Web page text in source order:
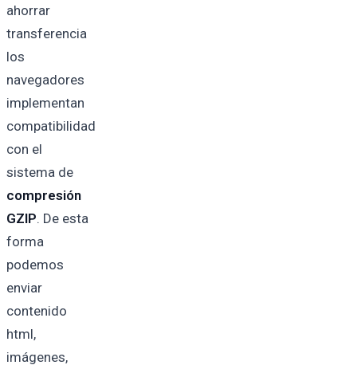
ahorrar
transferencia
los
navegadores
implementan
compatibilidad
con el
sistema de
compresión
GZIP. De esta
forma
podemos
enviar
contenido
html,
imágenes,